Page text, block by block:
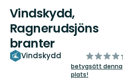
Vindskydd,
Ragnerudsjöns
branter
Vindskydd
av
5
stjärnor
betygsätt denna
plats!